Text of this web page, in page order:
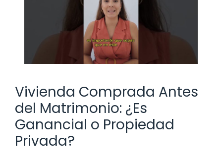
Vivienda Comprada Antes
del Matrimonio: ¿Es
Ganancial o Propiedad
Privada?